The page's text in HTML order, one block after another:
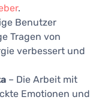
.
Benutzer
Tragen von
verbessert und
– Die Arbeit mit
Emotionen und